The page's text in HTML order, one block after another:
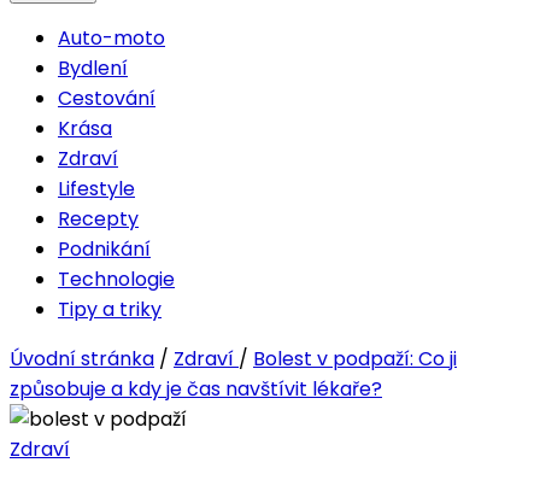
Auto-moto
Bydlení
Cestování
Krása
Zdraví
Lifestyle
Recepty
Podnikání
Technologie
Tipy a triky
Úvodní stránka / Zdraví / Bolest v podpaží: Co ji
způsobuje a kdy je čas navštívit lékaře?
Zdraví